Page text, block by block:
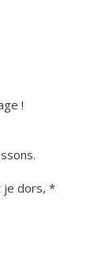
!
je dors, *